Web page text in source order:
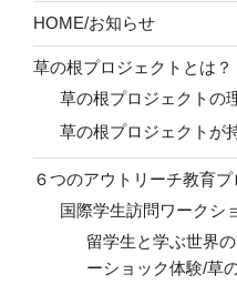
HOME/お知らせ
草の根プロジェクトとは？
草の根プロジェクトの
草の根プロジェクトが
６つのアウトリーチ教育プ
国際学生訪問ワークシ
留学生と学ぶ世界
ーショック体験/草